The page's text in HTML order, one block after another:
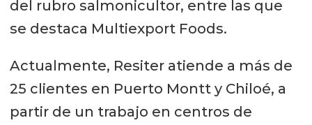
del rubro salmonicultor, entre las que
se destaca Multiexport Foods.
Actualmente, Resiter atiende a más de
25 clientes en Puerto Montt y Chiloé, a
partir de un trabajo en centros de